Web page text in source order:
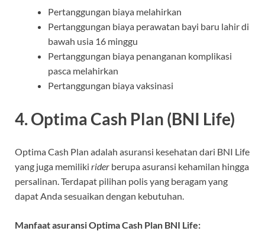
Pertanggungan biaya melahirkan
Pertanggungan biaya perawatan bayi baru lahir di
bawah usia 16 minggu
Pertanggungan biaya penanganan komplikasi
pasca melahirkan
Pertanggungan biaya vaksinasi
4. Optima Cash Plan (BNI Life)
Optima Cash Plan adalah asuransi kesehatan dari BNI Life
yang juga memiliki rider berupa asuransi kehamilan hingga
persalinan. Terdapat pilihan polis yang beragam yang
dapat Anda sesuaikan dengan kebutuhan.
Manfaat asuransi Optima Cash Plan BNI Life: